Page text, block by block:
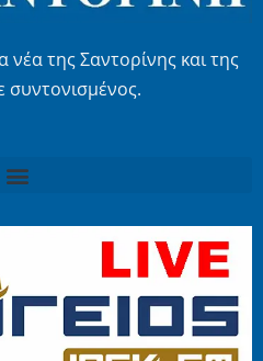
νέα της Σαντορίνης και της
συντονισμένος.